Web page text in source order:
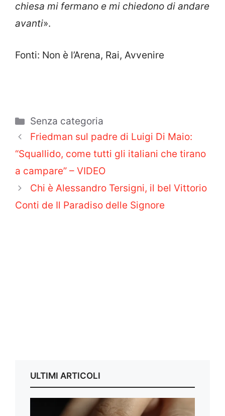
chiesa mi fermano e mi chiedono di andare
avanti».
Fonti: Non è l’Arena, Rai, Avvenire
Categorie
Senza categoria
Friedman sul padre di Luigi Di Maio:
“Squallido, come tutti gli italiani che tirano
a campare” – VIDEO
Chi è Alessandro Tersigni, il bel Vittorio
Conti de Il Paradiso delle Signore
ULTIMI ARTICOLI